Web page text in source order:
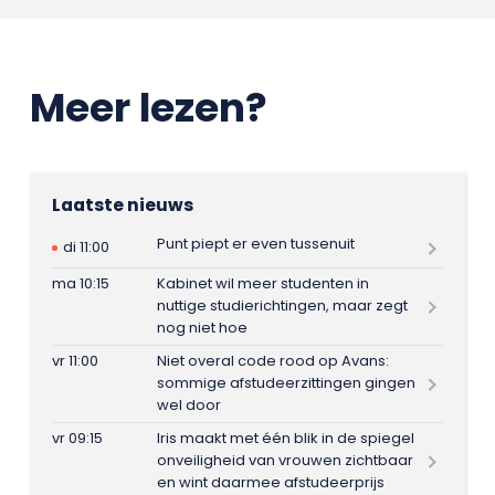
Meer lezen?
Laatste nieuws
di 11:00
Punt piept er even tussenuit
ma 10:15
Kabinet wil meer studenten in
nuttige studierichtingen, maar zegt
nog niet hoe
vr 11:00
Niet overal code rood op Avans:
sommige afstudeerzittingen gingen
wel door
vr 09:15
Iris maakt met één blik in de spiegel
onveiligheid van vrouwen zichtbaar
en wint daarmee afstudeerprijs